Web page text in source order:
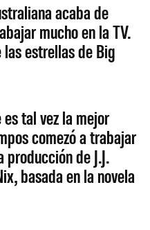
acaba de
mucho en la TV.
las estrellas de Big
tal vez la mejor
comezó a trabajar
producción de J.J.
basada en la novela